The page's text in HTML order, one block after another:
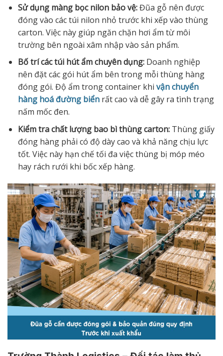
Sử dụng màng bọc nilon bảo vệ:Đũa gỗ nên được
đóng vào các túi nilon nhỏ trước khi xếp vào thùng
carton. Việc này giúp ngăn chặn hơi ẩm từ môi
trường bên ngoài xâm nhập vào sản phẩm.
Bố trí các túi hút ẩm chuyên dụng:Doanh nghiệp
nên đặt các gói hút ẩm bên trong mỗi thùng hàng
đóng gói. Độ ẩm trong container khi vận chuyển
hàng hoá đường biểnrất cao và dễ gây ra tình trạng
nấm mốc đen.
Kiểm tra chất lượng bao bì thùng carton:Thùng giấy
đóng hàng phải có độ dày cao và khả năng chịu lực
tốt. Việc này hạn chế tối đa việc thùng bị móp méo
hay rách rưới khi bốc xếp hàng.